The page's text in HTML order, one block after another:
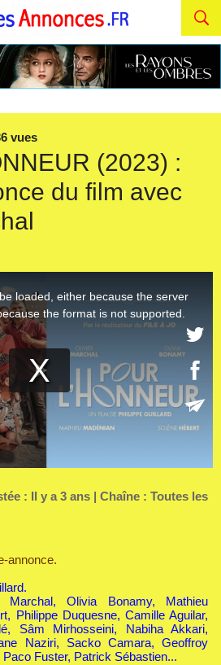
vues
(2023) :
du film avec
: Il y a 3 ans | Chaîne : Toutes les
annonce.
Olivia Bonamy, Mathieu
Philippe Duquesne, Camille Aguilar,
Sâm Mirhosseini, Nabiha Akkari,
Naziri, Sacko Camara, Geoffroy
Fuster, Patrick Sébastien...